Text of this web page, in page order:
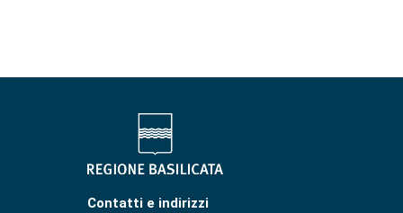
Contatti e indirizzi